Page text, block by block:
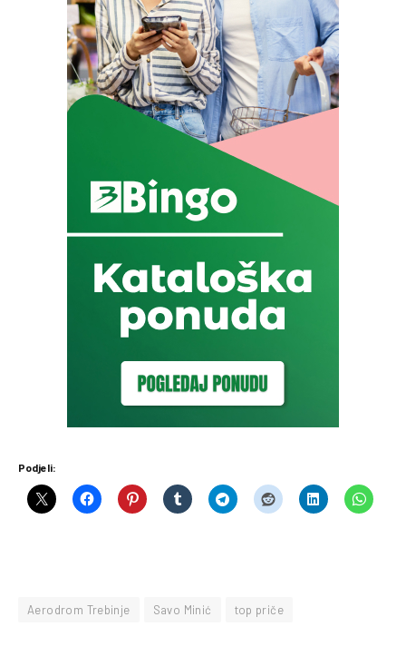
Podjeli:
Aerodrom Trebinje Savo Minić top priče